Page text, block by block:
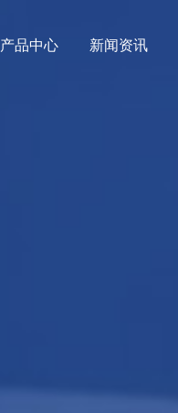
产品中心 新闻资讯